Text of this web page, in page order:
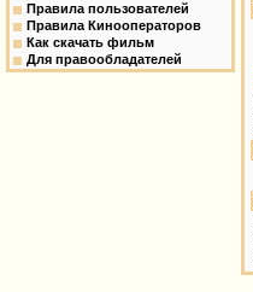
Правила пользователей
Правила Кинооператоров
Как скачать фильм
Для правообладателей